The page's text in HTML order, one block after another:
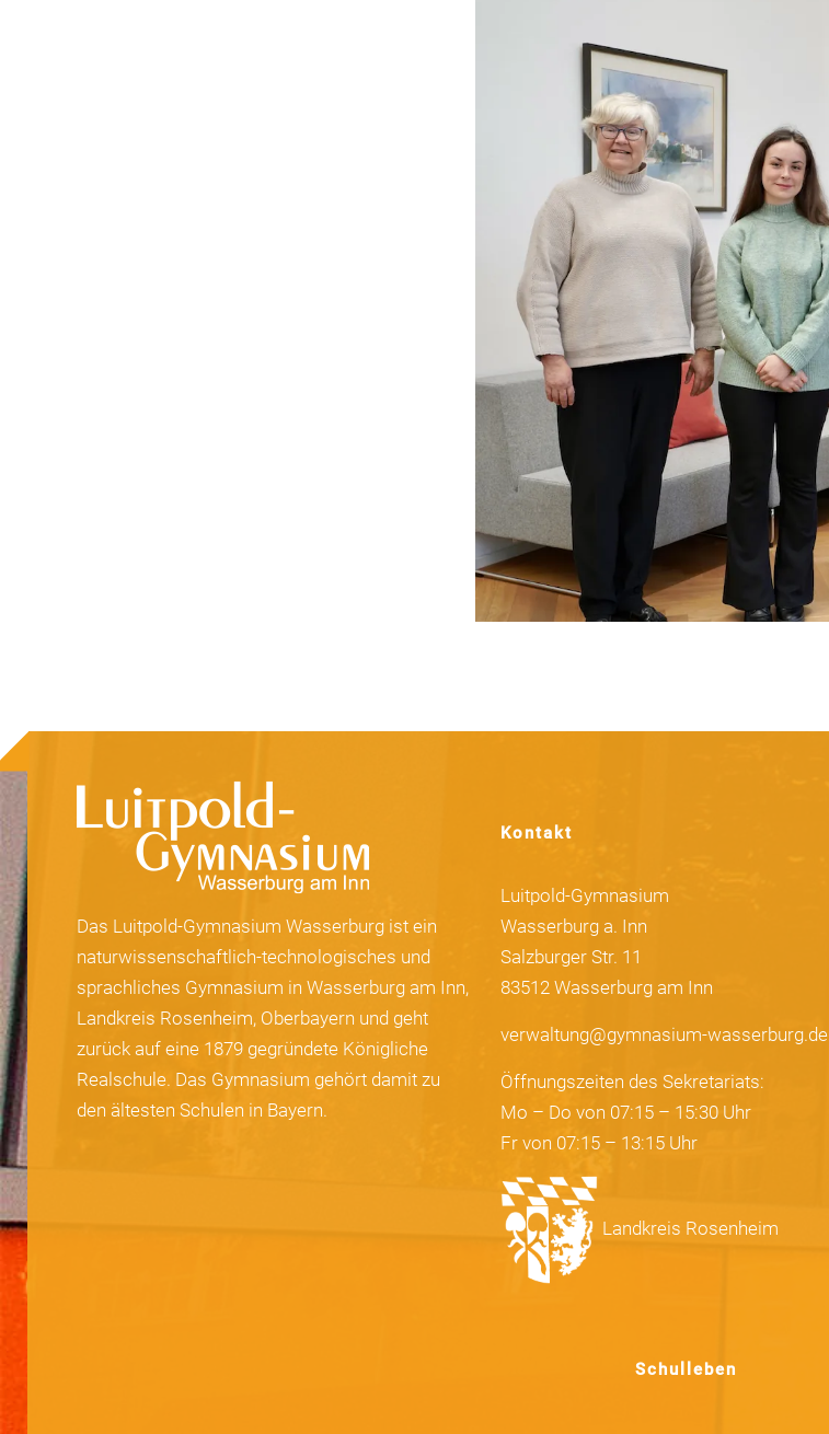
Das Luitpold-Gymnasium Wasserburg ist ein
naturwissenschaftlich-technologisches und
sprachliches Gymnasium in Wasserburg am Inn,
Landkreis Rosenheim, Oberbayern und geht
zurück auf eine 1879 gegründete Königliche
Realschule. Das Gymnasium gehört damit zu
den ältesten Schulen in Bayern.
Kontakt
Luitpold-Gymnasium
Wasserburg a. Inn
Salzburger Str. 11
83512 Wasserburg am Inn
verwaltung@gymnasium-wasserburg.de
Öffnungszeiten des Sekretariats:
Mo – Do von 07:15 – 15:30 Uhr
Fr von 07:15 – 13:15 Uhr
Landkreis Rosenheim
Schulleben